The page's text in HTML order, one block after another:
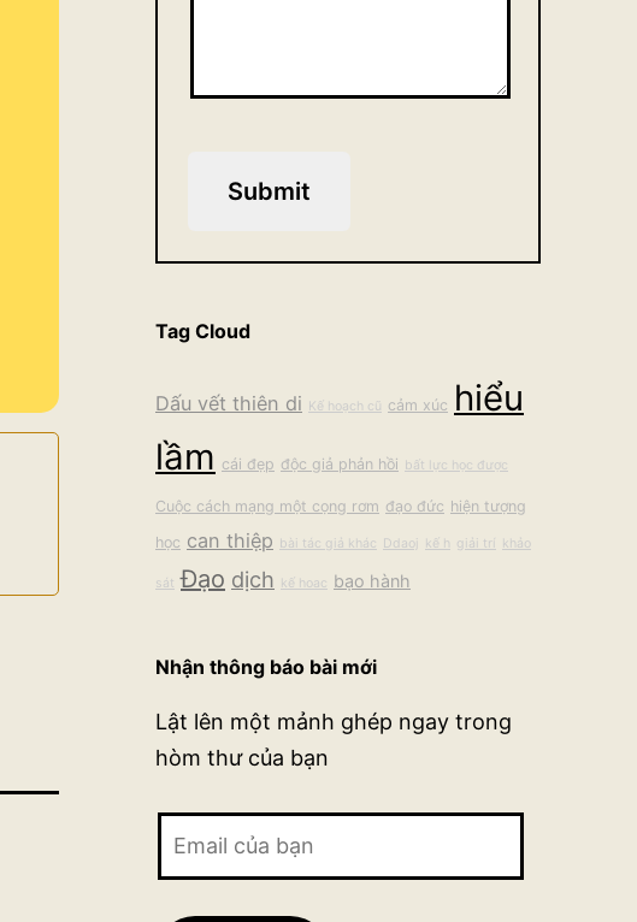
Submit
Tag Cloud
Dấu vết thiên di Kế hoạch cũ cảm xúc hiểu
lầm cái đẹp độc giả phản hồi bất lực học được
Cuộc cách mạng một cọng rơm đạo đức hiện tượng
học can thiệp bài tác giả khác Ddaoj kế h giải trí khảo
sát Đạo dịch kế hoac bạo hành
Nhận thông báo bài mới
Lật lên một mảnh ghép ngay trong
hòm thư của bạn